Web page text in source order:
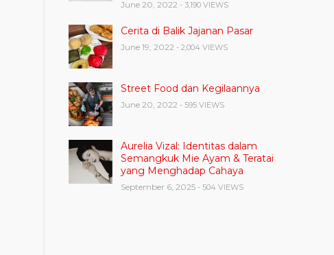
June 20, 2022 - 3,190 VIEWS
Cerita di Balik Jajanan Pasar
June 19, 2022 - 2,004 VIEWS
Street Food dan Kegilaannya
June 20, 2022 - 595 VIEWS
Aurelia Vizal: Identitas dalam
Semangkuk Mie Ayam & Teratai
yang Menghadap Cahaya
September 6, 2025 - 504 VIEWS